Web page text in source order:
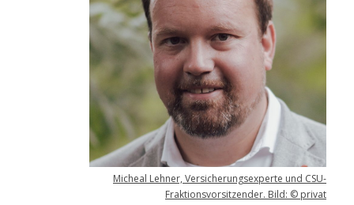
Micheal Lehner, Versicherungsexperte und CSU-
Fraktionsvorsitzender. Bild: © privat